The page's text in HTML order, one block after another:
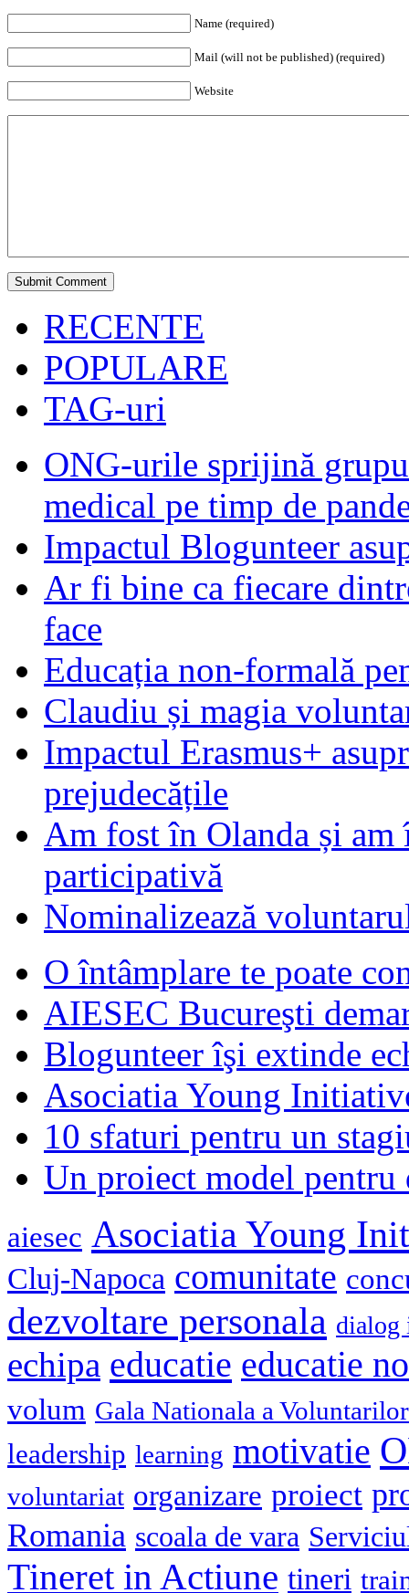
Name (required)
Mail (will not be published) (required)
Website
RECENTE
POPULARE
TAG-uri
ONG-urile sprijină
medical pe timp de
Impactul Blogunteer
Ar fi bine ca fiecare
face
Educația non-formală
Claudiu și magia
Impactul Erasmus+
prejudecățile
Am fost în Olanda și am
participativă
Nominalizează
O întâmplare te poate
AIESEC Bucureşti
Blogunteer îşi extinde
Asociatia Young
10 sfaturi pentru un
Un proiect model
aiesec Asociatia Young
Cluj-Napoca comunitate
dezvoltare personala dialog
echipa educatie educatie
volum Gala Nationala a Voluntarilor
leadership learning motivatie
voluntariat organizare proiect
Romania scoala de vara
Tineret in Actiune tineri